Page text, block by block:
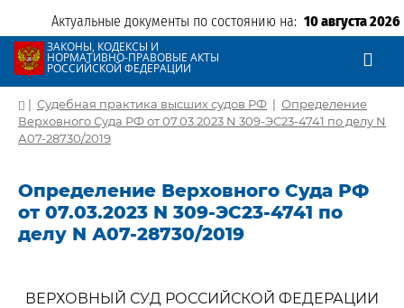
Актуальные документы по состоянию на: 10 августа 2026
ЗАКОНЫ, КОДЕКСЫ И
НОРМАТИВНО-ПРАВОВЫЕ АКТЫ
РОССИЙСКОЙ ФЕДЕРАЦИИ
| Судебная практика высших судов РФ | Определение
Верховного Суда РФ от 07.03.2023 N 309-ЭС23-4741 по делу N
А07-28730/2019
Определение Верховного Суда РФ
от 07.03.2023 N 309-ЭС23-4741 по
делу N А07-28730/2019
ВЕРХОВНЫЙ СУД РОССИЙСКОЙ ФЕДЕРАЦИИ